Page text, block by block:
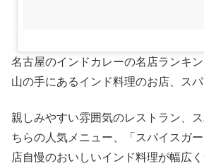
名古屋のインドカレーの名店ランキ
山の手にあるインド料理のお店、ス
親しみやすい雰囲気のレストラン、
ちらの人気メニュー、「スパイスガ
店自慢のおいしいインド料理が幅広